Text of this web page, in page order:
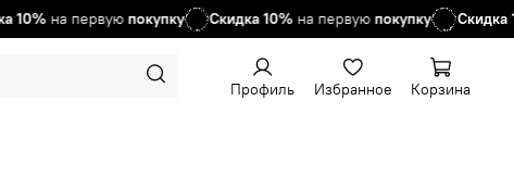
на первуюпокупку Скидка10%на первуюпокупку Скидка10%
Профиль Избранное Корзина